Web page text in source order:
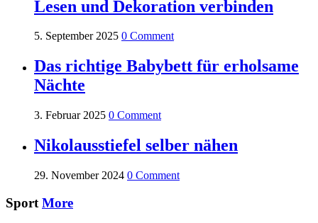
Lesen und Dekoration verbinden
5. September 2025 0 Comment
Das richtige Babybett für erholsame
Nächte
3. Februar 2025 0 Comment
Nikolausstiefel selber nähen
29. November 2024 0 Comment
Sport More